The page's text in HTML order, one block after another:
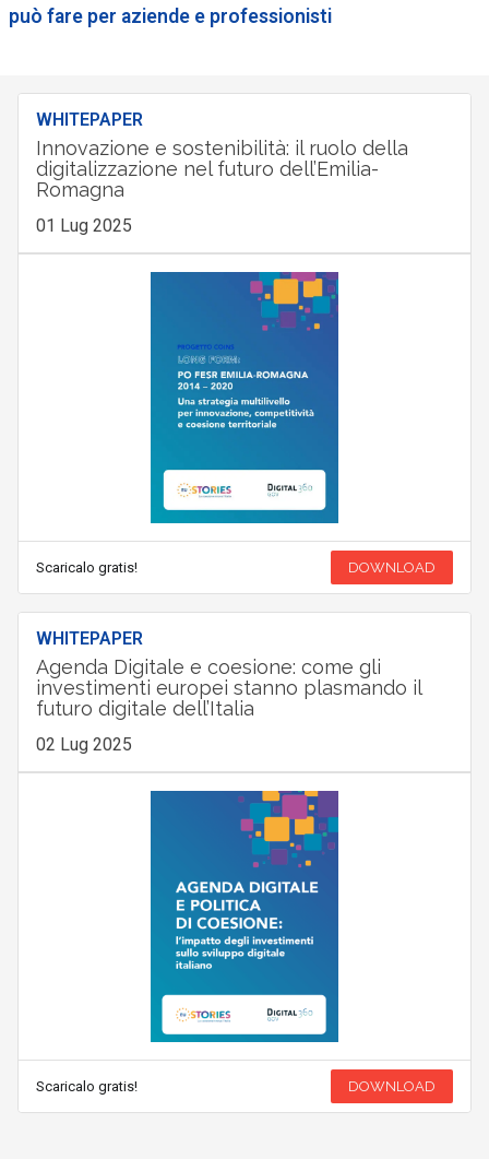
può fare per aziende e professionisti
WHITEPAPER
Innovazione e sostenibilità: il ruolo della
digitalizzazione nel futuro dell’Emilia-
Romagna
01 Lug 2025
Scaricalo gratis! DOWNLOAD
WHITEPAPER
Agenda Digitale e coesione: come gli
investimenti europei stanno plasmando il
futuro digitale dell’Italia
02 Lug 2025
Scaricalo gratis! DOWNLOAD